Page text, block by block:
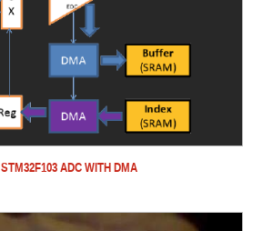
STM32F103 ADC WITH DMA